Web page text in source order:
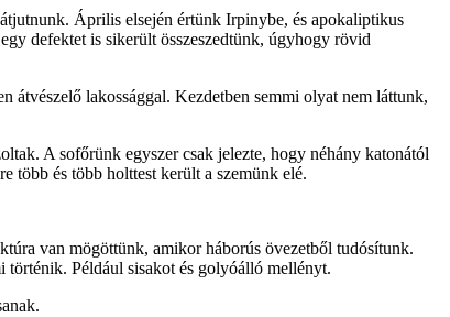
Április elsején értünk Irpinybe, és apokaliptikus
defektet is sikerült összeszedtünk, úgyhogy rövid
átvészelő lakossággal. Kezdetben semmi olyat nem láttunk,
A sofőrünk egyszer csak jelezte, hogy néhány katonától
több és több holttest került a szemünk elé.
van mögöttünk, amikor háborús övezetből tudósítunk.
Például sisakot és golyóálló mellényt.